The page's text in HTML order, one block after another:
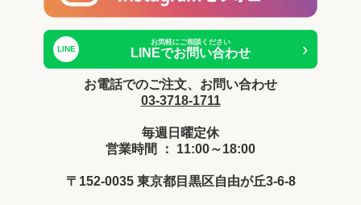
LINE
お気軽にご相談ください
LINEでお問い合わせ ›
お電話でのご注文、お問い合わせ
03-3718-1711
毎週日曜定休
営業時間 ： 11:00～18:00
〒152-0035 東京都目黒区自由が丘3-6-8